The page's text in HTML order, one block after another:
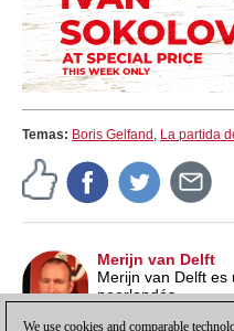
Temas: Boris Gelfand , La partida
Merijn van Delft
Merijn van Delft
neerlandés.
We use cookies and comparable